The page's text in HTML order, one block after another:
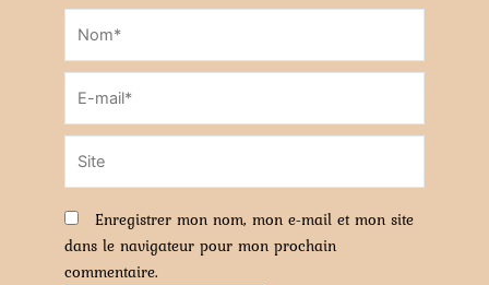
mail*
Enregistrer mon nom, mon e-mail et mon site
dans le navigateur pour mon prochain
commentaire.